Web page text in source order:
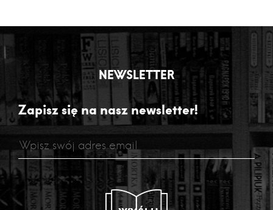
NEWSLETTER
Zapisz się na nasz newsletter!